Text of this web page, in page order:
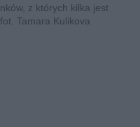
z których kilka jest
Tamara Kulikova